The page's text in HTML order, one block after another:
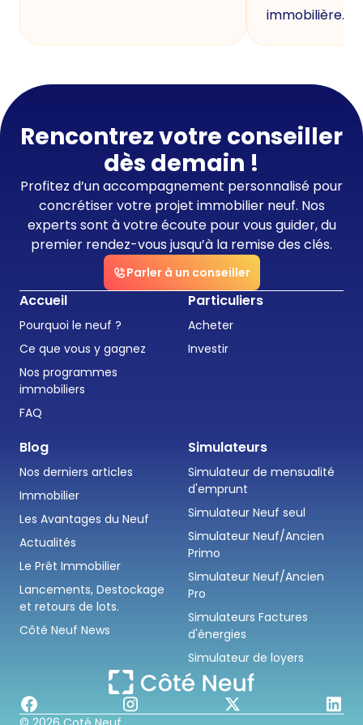
immobilière.
Rencontrez votre conseiller
dès demain !
Profitez d’un accompagnement personnalisé pour
concrétiser votre projet immobilier neuf. Nos
experts sont à votre écoute pour vous guider, du
premier rendez-vous jusqu’à la remise des clés.
Parler à un conseiller
Accueil
Pourquoi le neuf ?
Ce que vous y gagnez
Nos programmes
immobiliers
FAQ
Particuliers
Acheter
Investir
Blog
Nos derniers articles
Immobilier
Les Avantages du Neuf
Actualités
Le Prêt Immobilier
Lancements, Destockage
et retours de lots.
Côté Neuf News
Simulateurs
Simulateur de mensualité
d'emprunt
Simulateur Neuf seul
Simulateur Neuf/Ancien
Primo
Simulateur Neuf/Ancien
Pro
Simulateurs Factures
d'énergies
Simulateur de loyers